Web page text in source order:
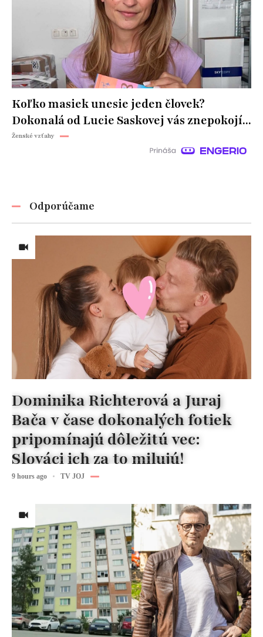
Koľko masiek unesie jeden človek?
Dokonalá od Lucie Saskovej vás znepokojí...
Ženské vzťahy
Odporúčame
Dominika Richterová a Juraj
Bača v čase dokonalých fotiek
pripomínajú dôležitú vec:
Slováci ich za to milujú!
9 hours ago TV JOJ